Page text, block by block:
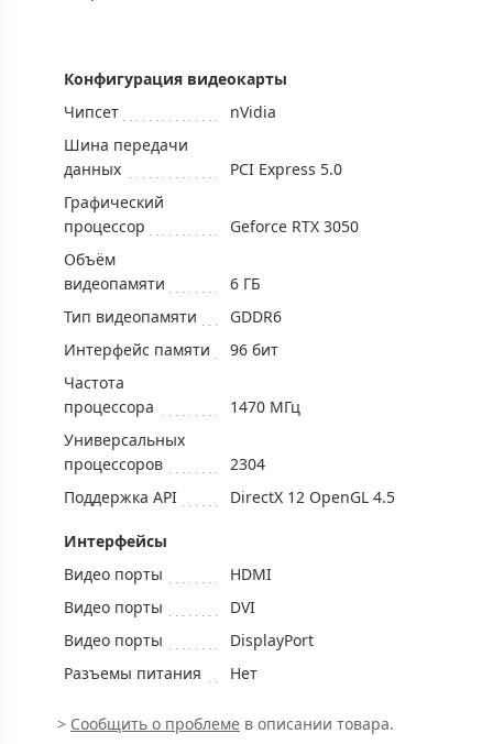
Конфигурация видеокарты
Чипсет
nVidia
Шина передачи
данных
PCI Express 5.0
Графический
процессор
Geforce RTX 3050
Объём
видеопамяти
6 ГБ
Тип видеопамяти
GDDR6
Интерфейс памяти
96 бит
Частота
процессора
1470 МГц
Универсальных
процессоров
2304
Поддержка API
DirectX 12 OpenGL 4.5
Интерфейсы
Видео порты
HDMI
Видео порты
DVI
Видео порты
DisplayPort
Разъемы питания
Нет
> Сообщить о проблеме в описании товара.